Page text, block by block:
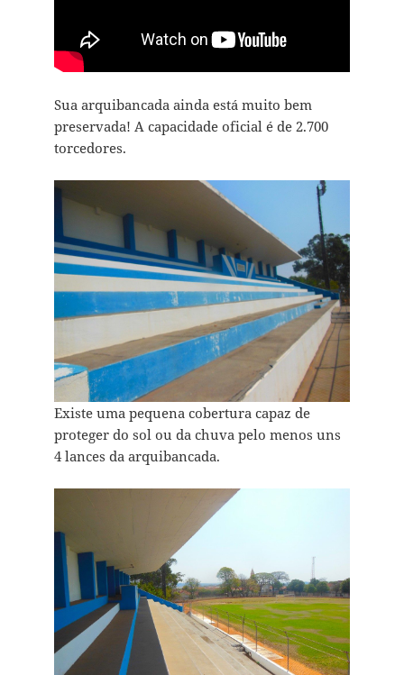
Sua arquibancada ainda está muito bem
preservada! A capacidade oficial é de 2.700
torcedores.
Existe uma pequena cobertura capaz de
proteger do sol ou da chuva pelo menos uns
4 lances da arquibancada.